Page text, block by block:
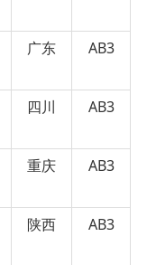
广东 AB3
四川 AB3
重庆 AB3
陕西 AB3